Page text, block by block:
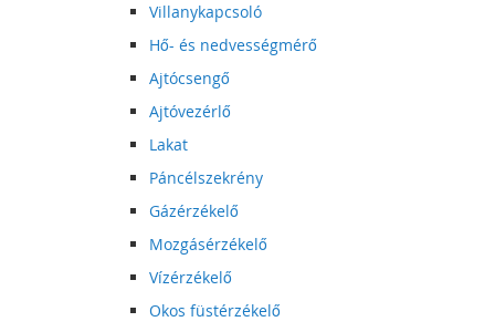
Villanykapcsoló
Hő- és nedvességmérő
Ajtócsengő
Ajtóvezérlő
Lakat
Páncélszekrény
Gázérzékelő
Mozgásérzékelő
Vízérzékelő
Okos füstérzékelő